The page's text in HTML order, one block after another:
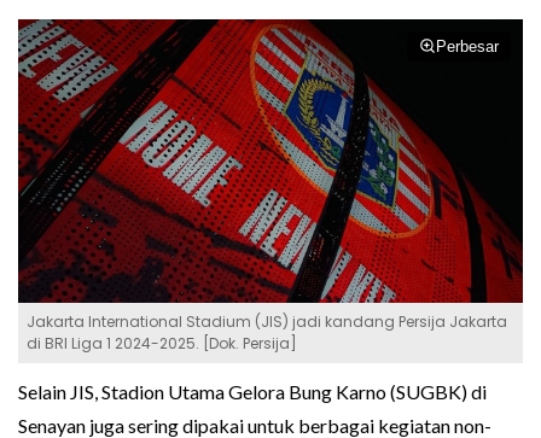
Perbesar
Jakarta International Stadium (JIS) jadi kandang Persija Jakarta
di BRI Liga 1 2024-2025. [Dok. Persija]
Selain JIS, Stadion Utama Gelora Bung Karno (SUGBK) di
Senayan juga sering dipakai untuk berbagai kegiatan non-